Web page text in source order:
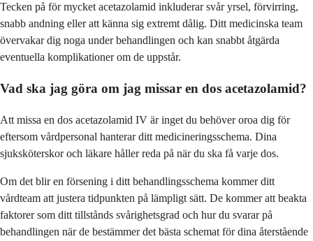
Tecken på för mycket acetazolamid inkluderar svår yrsel, förvirring,
snabb andning eller att känna sig extremt dålig. Ditt medicinska team
övervakar dig noga under behandlingen och kan snabbt åtgärda
eventuella komplikationer om de uppstår.
Vad ska jag göra om jag missar en dos acetazolamid?
Att missa en dos acetazolamid IV är inget du behöver oroa dig för
eftersom vårdpersonal hanterar ditt medicineringsschema. Dina
sjuksköterskor och läkare håller reda på när du ska få varje dos.
Om det blir en försening i ditt behandlingsschema kommer ditt
vårdteam att justera tidpunkten på lämpligt sätt. De kommer att beakta
faktorer som ditt tillstånds svårighetsgrad och hur du svarar på
behandlingen när de bestämmer det bästa schemat för dina återstående